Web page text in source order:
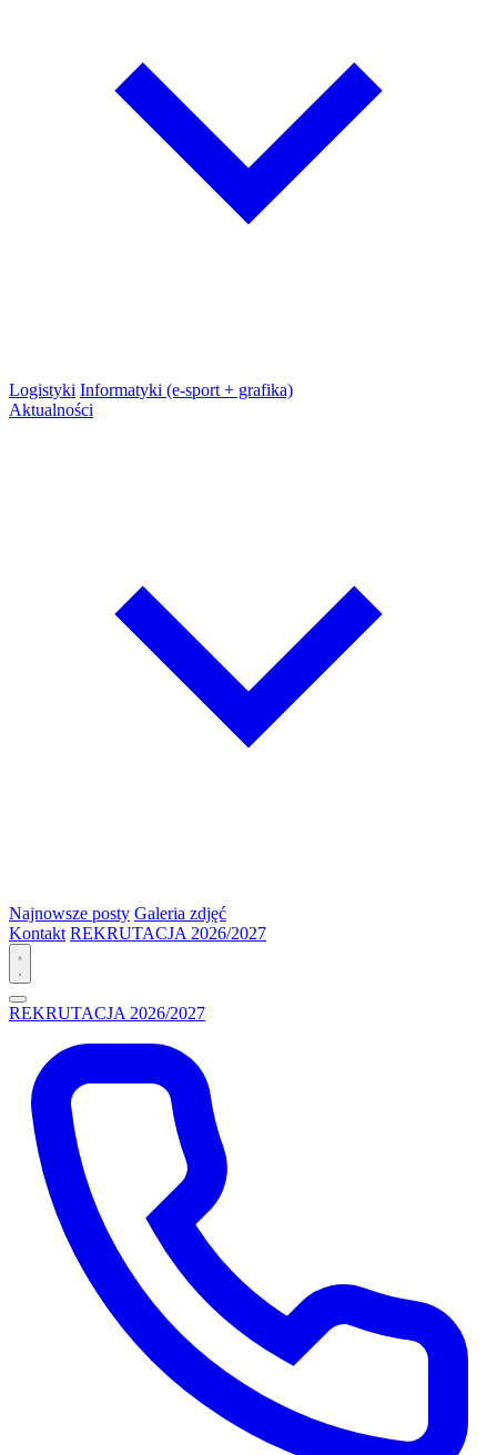
Logistyki Informatyki (e-sport + grafika)
Aktualności
Najnowsze posty Galeria zdjęć
Kontakt REKRUTACJA 2026/2027
REKRUTACJA 2026/2027